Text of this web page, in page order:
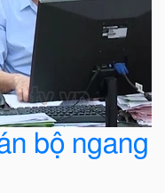
bộ ngang